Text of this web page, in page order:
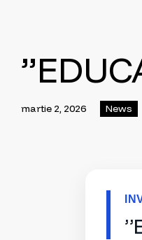
martie 2, 2026 News